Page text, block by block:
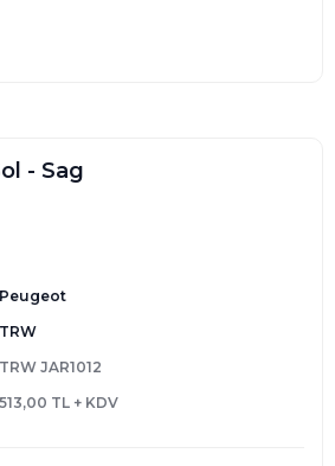
- Sag
Peugeot
TRW
TRW JAR1012
513,00 TL + KDV